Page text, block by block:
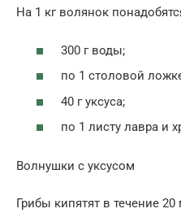
На 1 кг волянок
300 г воды;
по 1 столовой
40 г уксуса;
по 1 листу лавра и
Волнушки с уксусом
Грибы кипятят в течение